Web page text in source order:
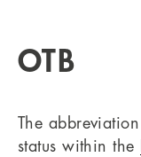
OTB
The abbreviation
status within the